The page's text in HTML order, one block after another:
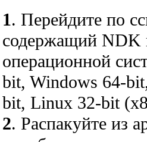
1. Перейдите по
содержащий NDK
операционной
bit, Windows 64-
bit, Linux 32-bit
2. Распакуйте из